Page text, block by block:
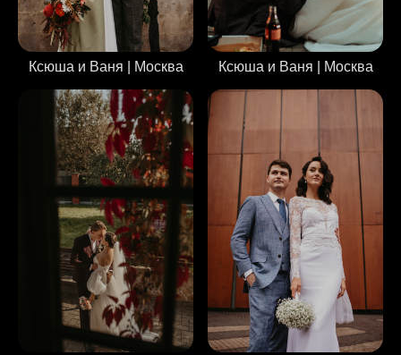
Ксюша и Ваня | Москва Ксюша и Ваня | Москва